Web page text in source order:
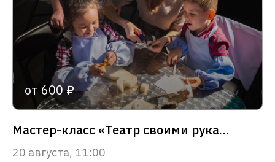
от 600 ₽
Мастер-класс «Театр своими руками»
20 августа, 11:00